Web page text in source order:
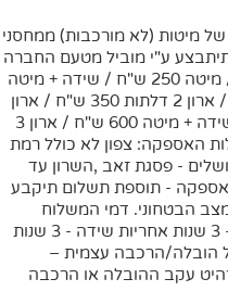
מיטות (לא מורכבות) ממחסני
ע"י מוביל מטעם החברה
לפי המחירון הבא: שידה – 250 ש"ח / מיטה 250 ש"ח / שידה + מיטה
350 ש"ח / שידה + 2 מיטת 450 ש"ח / ארון 2 דלתות 350 ש"ח / ארון
3 דלתות 450 ש"ח / ארון 2 דלתות + שידה + מיטה 600 ש"ח / ארון 3
מיטה 650 ש"ח. גבולות האספקה: צפון לא כולל רמת
- פסגת זאב ,השרון עד
- תוספת תשלום תיקבע
הבטחוני. דמי המשלוח
ישולמו ישירות למוביל. אחריות: מיטה - 3 שנות אחריות שידה - 3 שנות
הובלה/הרכבה עצמית –
עקב ההובלה או הרכבה